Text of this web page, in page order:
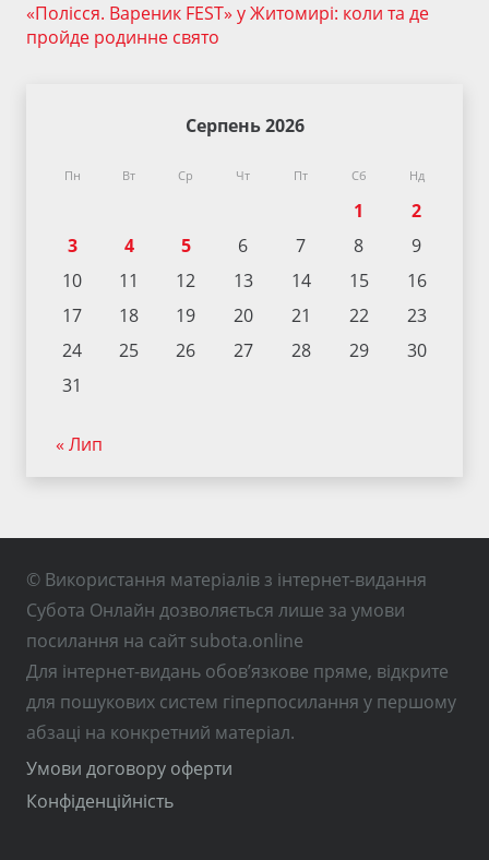
«Полісся. Вареник FEST» у Житомирі: коли та де
пройде родинне свято
Серпень 2026
Пн Вт Ср Чт Пт Сб Нд
1
2
3
4 5 6 7 8
9
10
11 12 13 14 15
16
17
18 19 20 21 22
23
24
25 26 27 28 29
30
31
« Лип
© Використання матеріалів з інтернет-видання
Субота Онлайн дозволяється лише за умови
посилання на сайт subota.online
Для інтернет-видань обов’язкове пряме, відкрите
для пошукових систем гіперпосилання у першому
абзаці на конкретний матеріал.
Умови договору оферти
Конфіденційність